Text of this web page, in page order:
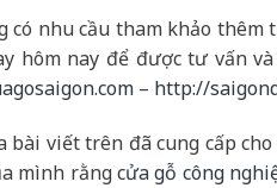
có nhu cầu tham khảo
hôm nay để được tư vấn
– http://
bài viết trên đã cung cấp
mình rằngcửa gỗ công